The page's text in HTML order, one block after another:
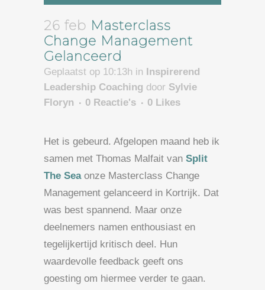
26 feb Masterclass
Change Management
Gelanceerd
Geplaatst op 10:13h in
Inspirerend
Leadership Coaching door Sylvie
Floryn
0 Reactie's 0 Likes
Het is gebeurd. Afgelopen maand heb ik
samen met Thomas Malfait van Split
The Seaonze Masterclass Change
Management gelanceerd in Kortrijk. Dat
was best spannend. Maar onze
deelnemers namen enthousiast en
tegelijkertijd kritisch deel. Hun
waardevolle feedback geeft ons
goesting om hiermee verder te gaan.